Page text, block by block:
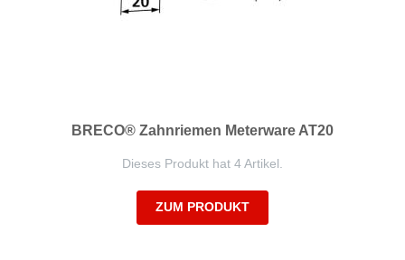
BRECO® Zahnriemen Meterware AT20
Dieses Produkt hat 4 Artikel.
ZUM PRODUKT